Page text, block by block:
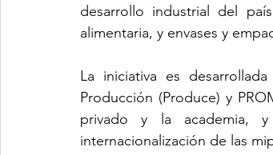
desarrollo industrial del
alimentaria, y envases y
La iniciativa es
Producción (Produce) y
privado y la academia,
internacionalización de las